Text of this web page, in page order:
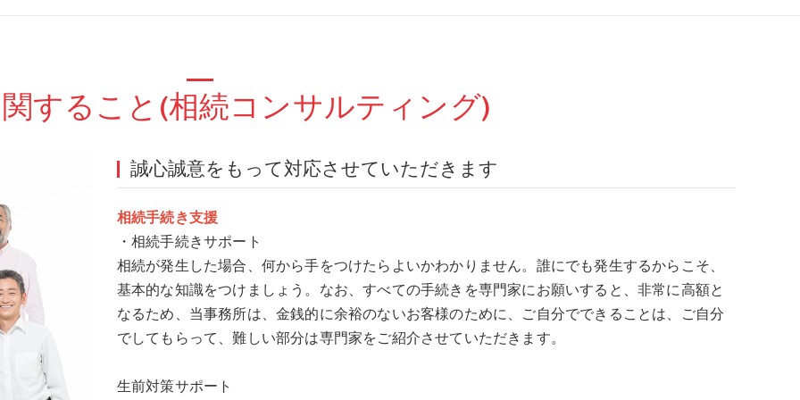
すること(相続コンサルティング)
誠心誠意をもって対応させていただきます
相続手続き支援
・相続手続きサポート
相続が発生した場合、何から手をつけたらよいかわかりません。誰にでも発生するからこそ、
基本的な知識をつけましょう。なお、すべての手続きを専門家にお願いすると、非常に高額と
なるため、当事務所は、金銭的に余裕のないお客様のために、ご自分でできることは、ご自分
でしてもらって、難しい部分は専門家をご紹介させていただきます。
生前対策サポート